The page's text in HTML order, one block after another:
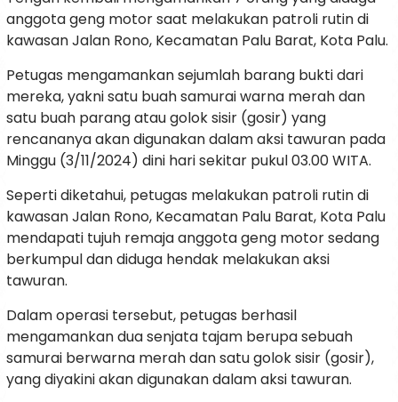
anggota geng motor saat melakukan patroli rutin di
kawasan Jalan Rono, Kecamatan Palu Barat, Kota Palu.
Petugas mengamankan sejumlah barang bukti dari
mereka, yakni satu buah samurai warna merah dan
satu buah parang atau golok sisir (gosir) yang
rencananya akan digunakan dalam aksi tawuran pada
Minggu (3/11/2024) dini hari sekitar pukul 03.00 WITA.
Seperti diketahui, petugas melakukan patroli rutin di
kawasan Jalan Rono, Kecamatan Palu Barat, Kota Palu
mendapati tujuh remaja anggota geng motor sedang
berkumpul dan diduga hendak melakukan aksi
tawuran.
Dalam operasi tersebut, petugas berhasil
mengamankan dua senjata tajam berupa sebuah
samurai berwarna merah dan satu golok sisir (gosir),
yang diyakini akan digunakan dalam aksi tawuran.